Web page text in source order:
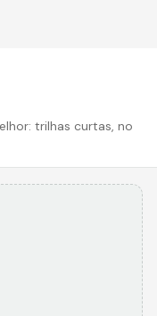
trilhas curtas, no